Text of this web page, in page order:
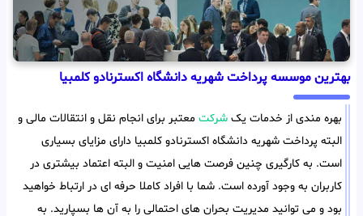
بهترین موسسه پرداخت شهریه دانشگاه اکسترنادو کلمبیا
بهره مندی از خدمات یک شرکت معتبر برای انجام نقل و انتقالات مالی و
البته پرداخت شهریه دانشگاه اکسترنادو کلمبیا دارای مزایای بسیاری
است. به کارگیری چنین فرصت هایی امنیت و البته اعتماد بیشتری در
کاربران به وجود آورده است. شما با افراد کاملا حرفه ای در ارتباط خواهید
بود و می توانید مدیریت بحران های احتمالی را به آن ها بسپارید. به